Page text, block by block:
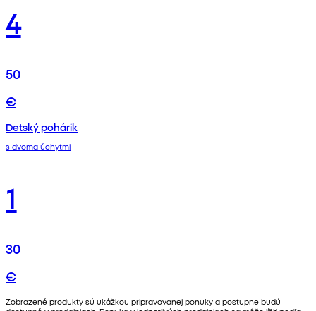
4
50
€
Detský pohárik
s dvoma úchytmi
1
30
€
Zobrazené produkty sú ukážkou pripravovanej ponuky a postupne budú